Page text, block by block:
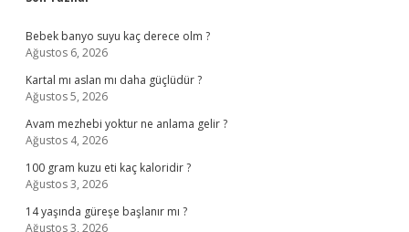
Sidebar
Bebek banyo suyu kaç derece olm ?
Ağustos 6, 2026
Kartal mı aslan mı daha güçlüdür ?
Ağustos 5, 2026
Avam mezhebi yoktur ne anlama gelir ?
Ağustos 4, 2026
100 gram kuzu eti kaç kaloridir ?
Ağustos 3, 2026
14 yaşında güreşe başlanır mı ?
Ağustos 3, 2026